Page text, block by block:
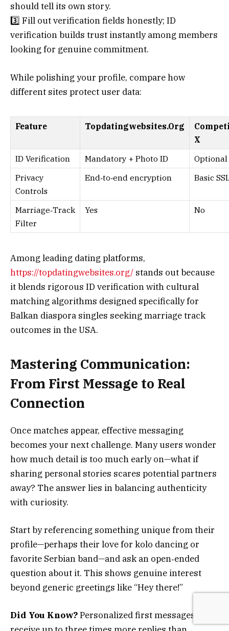
should tell its own story.
3️⃣ Fill out verification fields honestly; ID
verification builds trust instantly among members
looking for genuine commitment.
While polishing your profile, compare how
different sites protect user data:
Feature Topdatingwebsites.Org
X
ID Verification
Mandatory + Photo ID
Optional
Privacy
Controls
End‑to‑end encryption Basic
Marriage‑Track
Filter
Yes No
Among leading dating platforms,
https://topdatingwebsites.org/ stands out because
it blends rigorous ID verification with cultural
matching algorithms designed specifically for
Balkan diaspora singles seeking marriage track
outcomes in the USA.
Mastering Communication:
From First Message to Real
Connection
Once matches appear, effective messaging
becomes your next challenge. Many users wonder
how much detail is too much early on—what if
sharing personal stories scares potential partners
away? The answer lies in balancing authenticity
with curiosity.
Start by referencing something unique from their
profile—perhaps their love for kolo dancing or
favorite Serbian band—and ask an open‑ended
question about it. This shows genuine interest
beyond generic greetings like “Hey there!”
Did You Know?Personalized first messages